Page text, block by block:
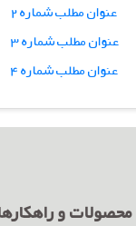
عنوان مطلب شماره ۲
عنوان مطلب شماره ۳
عنوان مطلب شماره ۴
محصولات و راهکارها